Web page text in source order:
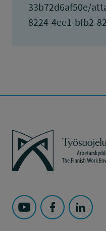
33b72d6af50e/
8224-4ee1-bfb2-
Työsuojelurahasto
SeuraaSeuraaSeuraa